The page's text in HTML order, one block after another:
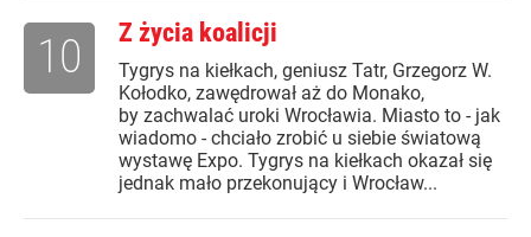
Z życia koalicji
Tygrys na kiełkach, geniusz Tatr, Grzegorz W.
Kołodko, zawędrował aż do Monako,
by zachwalać uroki Wrocławia. Miasto to - jak
wiadomo - chciało zrobić u siebie światową
wystawę Expo. Tygrys na kiełkach okazał się
jednak mało przekonujący i Wrocław...
10